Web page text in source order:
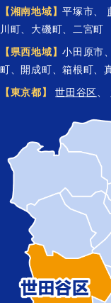
【湘南地域】平塚市、
川町、大磯町、二宮町
【県西地域】小田原市
町、開成町、箱根町、
【東京都】
世田谷区